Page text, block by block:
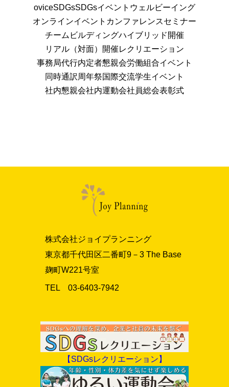
oviceSDGsSDGsイベント ウェルビーイング
オンラインイベント カンファレンスセミナー
チームビルディングハイブリッド開催
リアル（対面）開催レクリエーション
事務局代行内定者懇親会労働組合イベント
同時通訳 周年祭国際交流学生イベント
社内懇親会社内運動会社員総会表彰式
株式会社ジョイプランニング
東京都千代田区二番町9－3 The Base
麹町W221号室
TEL 03‐6403‐7942
【SDGsレクリエーション】